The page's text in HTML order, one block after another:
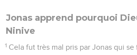
Jonas apprend pourquoi
Ninive
1 Cela fut très mal pris par Jonas qui se